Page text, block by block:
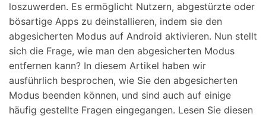
loszuwerden. Es ermöglicht Nutzern, abgestürzte oder
bösartige Apps zu deinstallieren, indem sie den
abgesicherten Modus auf Android aktivieren. Nun stellt
sich die Frage, wie man den abgesicherten Modus
entfernen kann? In diesem Artikel haben wir
ausführlich besprochen, wie Sie den abgesicherten
Modus beenden können, und sind auch auf einige
häufig gestellte Fragen eingegangen. Lesen Sie diesen